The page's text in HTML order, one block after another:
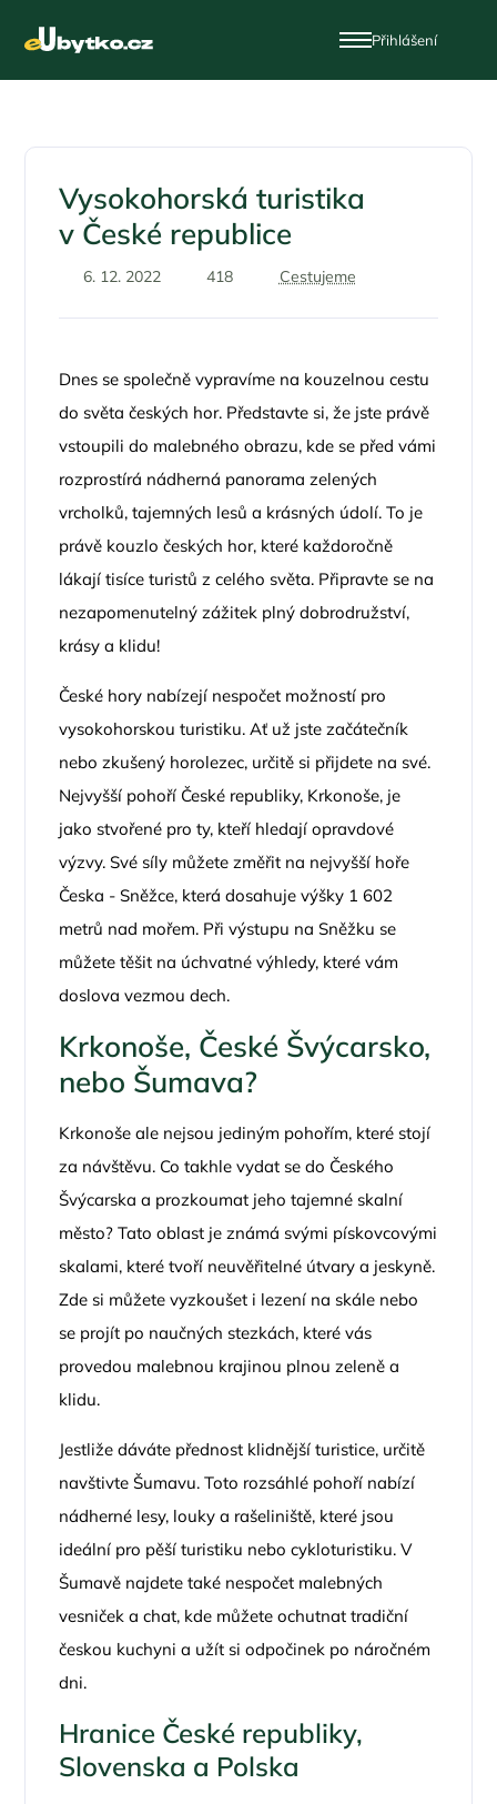
Přihlášení
Vysokohorská turistika
v České republice
6. 12. 2022 418 Cestujeme
Dnes se společně vypravíme na kouzelnou cestu
do světa českých hor. Představte si, že jste právě
vstoupili do malebného obrazu, kde se před vámi
rozprostírá nádherná panorama zelených
vrcholků, tajemných lesů a krásných údolí. To je
právě kouzlo českých hor, které každoročně
lákají tisíce turistů z celého světa. Připravte se na
nezapomenutelný zážitek plný dobrodružství,
krásy a klidu!
České hory nabízejí nespočet možností pro
vysokohorskou turistiku. Ať už jste začátečník
nebo zkušený horolezec, určitě si přijdete na své.
Nejvyšší pohoří České republiky, Krkonoše, je
jako stvořené pro ty, kteří hledají opravdové
výzvy. Své síly můžete změřit na nejvyšší hoře
Česka - Sněžce, která dosahuje výšky 1 602
metrů nad mořem. Při výstupu na Sněžku se
můžete těšit na úchvatné výhledy, které vám
doslova vezmou dech.
Krkonoše, České Švýcarsko,
nebo Šumava?
Krkonoše ale nejsou jediným pohořím, které stojí
za návštěvu. Co takhle vydat se do Českého
Švýcarska a prozkoumat jeho tajemné skalní
město? Tato oblast je známá svými pískovcovými
skalami, které tvoří neuvěřitelné útvary a jeskyně.
Zde si můžete vyzkoušet i lezení na skále nebo
se projít po naučných stezkách, které vás
provedou malebnou krajinou plnou zeleně a
klidu.
Jestliže dáváte přednost klidnější turistice, určitě
navštivte Šumavu. Toto rozsáhlé pohoří nabízí
nádherné lesy, louky a rašeliniště, které jsou
ideální pro pěší turistiku nebo cykloturistiku. V
Šumavě najdete také nespočet malebných
vesniček a chat, kde můžete ochutnat tradiční
českou kuchyni a užít si odpočinek po náročném
dni.
Hranice České republiky,
Slovenska a Polska